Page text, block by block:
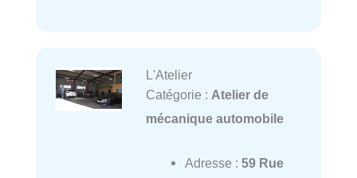
L'Atelier
Catégorie : Atelier de
mécanique automobile
Adresse : 59 Rue